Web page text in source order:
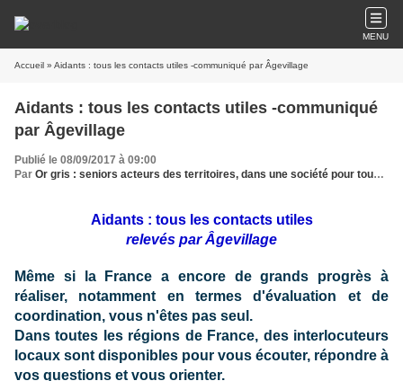
MENU
Accueil » Aidants : tous les contacts utiles -communiqué par Âgevillage
Aidants : tous les contacts utiles -communiqué
par Âgevillage
Publié le 08/09/2017 à 09:00
Par Or gris : seniors acteurs des territoires, dans une société pour tous les âges
Aidants : tous les contacts utiles
relevés par Âgevillage
Même si la France a encore de grands progrès à
réaliser, notamment en termes d'évaluation et de
coordination, vous n'êtes pas seul.
Dans toutes les régions de France, des interlocuteurs
locaux sont disponibles pour vous écouter, répondre à
vos questions et vous orienter.